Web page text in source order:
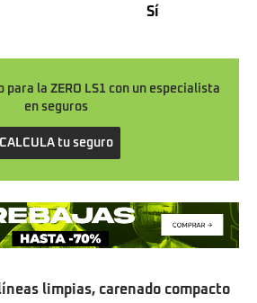
Sí
para la ZERO LS1 con un especialista
en seguros
CALCULA tu seguro
limpias, carenado compacto